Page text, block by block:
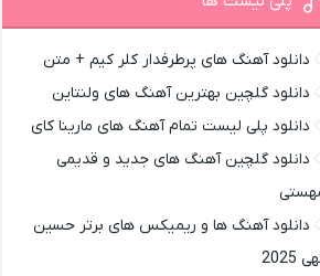
دانلود آهنگ های پرطرفدار کلر کیم + متن
دانلود گلچین بهترین آهنگ های ولنتاین
دانلود پلی لیست تمام آهنگ های مارینا کای
دانلود گلچین آهنگ های جدید و قدیمی
دانلود آهنگ ها و ریمیکس های برتر حسین
2025